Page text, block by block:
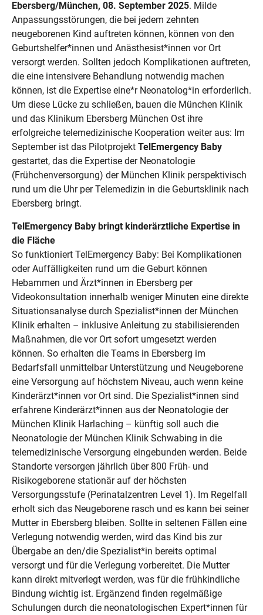
Ebersberg/München, 08. September 2025. Milde
Anpassungsstörungen, die bei jedem zehnten
neugeborenen Kind auftreten können, können von den
Geburtshelfer*innen und Anästhesist*innen vor Ort
versorgt werden. Sollten jedoch Komplikationen auftreten,
die eine intensivere Behandlung notwendig machen
können, ist die Expertise eine*r Neonatolog*in erforderlich.
Um diese Lücke zu schließen, bauen die München Klinik
und das Klinikum Ebersberg München Ost ihre
erfolgreiche telemedizinische Kooperation weiter aus: Im
September ist das Pilotprojekt TelEmergency Baby
gestartet, das die Expertise der Neonatologie
(Frühchenversorgung) der München Klinik perspektivisch
rund um die Uhr per Telemedizin in die Geburtsklinik nach
Ebersberg bringt.
TelEmergency Baby bringt kinderärztliche Expertise in
die Fläche
So funktioniert TelEmergency Baby: Bei Komplikationen
oder Auffälligkeiten rund um die Geburt können
Hebammen und Ärzt*innen in Ebersberg per
Videokonsultation innerhalb weniger Minuten eine direkte
Situationsanalyse durch Spezialist*innen der München
Klinik erhalten – inklusive Anleitung zu stabilisierenden
Maßnahmen, die vor Ort sofort umgesetzt werden
können. So erhalten die Teams in Ebersberg im
Bedarfsfall unmittelbar Unterstützung und Neugeborene
eine Versorgung auf höchstem Niveau, auch wenn keine
Kinderärzt*innen vor Ort sind. Die Spezialist*innen sind
erfahrene Kinderärzt*innen aus der Neonatologie der
München Klinik Harlaching – künftig soll auch die
Neonatologie der München Klinik Schwabing in die
telemedizinische Versorgung eingebunden werden. Beide
Standorte versorgen jährlich über 800 Früh- und
Risikogeborene stationär auf der höchsten
Versorgungsstufe (Perinatalzentren Level 1). Im Regelfall
erholt sich das Neugeborene rasch und es kann bei seiner
Mutter in Ebersberg bleiben. Sollte in seltenen Fällen eine
Verlegung notwendig werden, wird das Kind bis zur
Übergabe an den/die Spezialist*in bereits optimal
versorgt und für die Verlegung vorbereitet. Die Mutter
kann direkt mitverlegt werden, was für die frühkindliche
Bindung wichtig ist. Ergänzend finden regelmäßige
Schulungen durch die neonatologischen Expert*innen für